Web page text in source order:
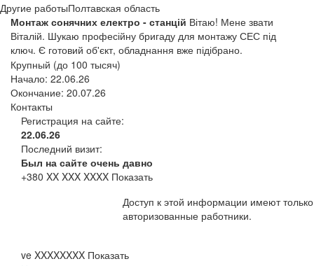
Другие работыПолтавская область
Монтаж сонячних електро - станцій Вітаю! Мене звати
Віталій. Шукаю професійну бригаду для монтажу СЕС під
ключ. Є готовий об'єкт, обладнання вже підібрано.
Крупный (до 100 тысяч)
Начало: 22.06.26
Окончание: 20.07.26
Контакты
Регистрация на сайте:
22.06.26
Последний визит:
Был на сайте очень давно
+380 XX XXX XXXX Показать
Доступ к этой информации имеют только
авторизованные работники.
ve XXXXXXXX Показать